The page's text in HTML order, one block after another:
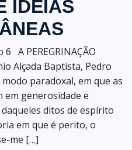
IDEIAS
A PEREGRINAÇÃO
Alçada Baptista, Pedro
paradoxal, em que as
em generosidade e
ditos de espírito
em que é perito, o
me […]